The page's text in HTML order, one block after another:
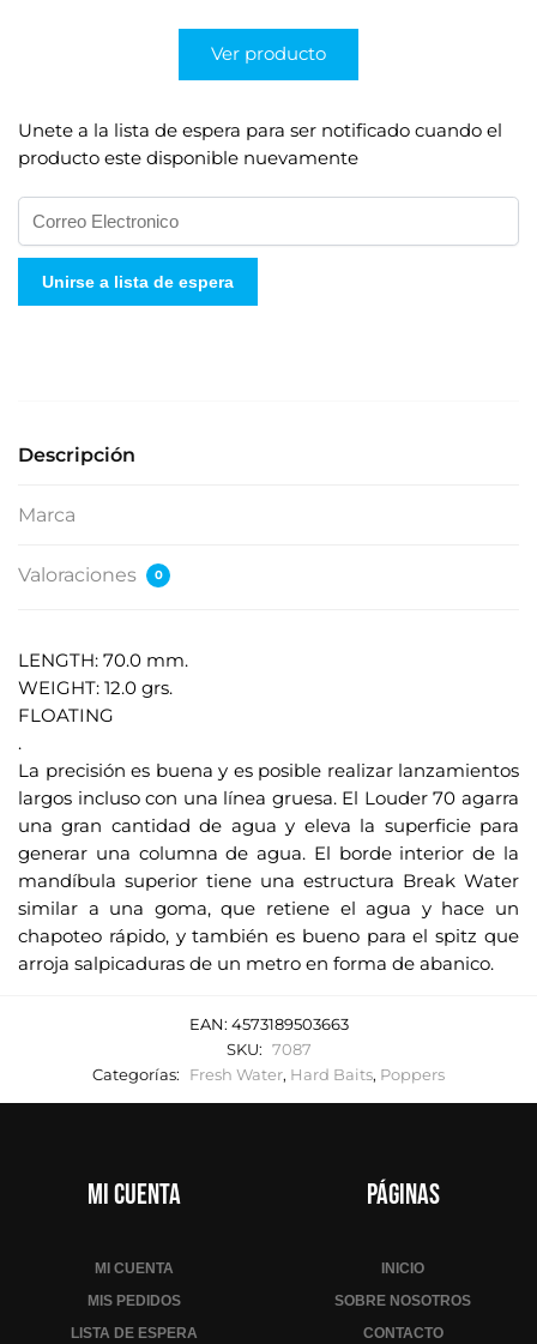
Ver producto
Unete a la lista de espera para ser notificado cuando el
producto este disponible nuevamente
n
d
r
c
ó
n
d
e
c
r
e
o
e
r
Unirse a lista de espera
Descripción
Marca
Valoraciones 0
LENGTH: 70.0 mm.
WEIGHT: 12.0 grs.
FLOATING
.
La precisión es buena y es posible realizar lanzamientos
largos incluso con una línea gruesa. El Louder 70 agarra
una gran cantidad de agua y eleva la superficie para
generar una columna de agua. El borde interior de la
mandíbula superior tiene una estructura Break Water
similar a una goma, que retiene el agua y hace un
chapoteo rápido, y también es bueno para el spitz que
arroja salpicaduras de un metro en forma de abanico.
EAN: 4573189503663
SKU: 7087
Categorías:
Fresh Water, Hard Baits, Poppers
Mi cuenta
MI CUENTA
MIS PEDIDOS
LISTA DE ESPERA
Páginas
INICIO
SOBRE NOSOTROS
CONTACTO